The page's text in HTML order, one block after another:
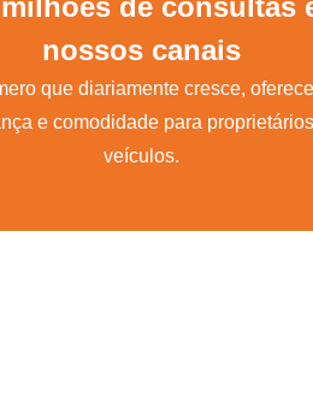
de consultas
nossos canais
que diariamente cresce,
e comodidade para
veículos.